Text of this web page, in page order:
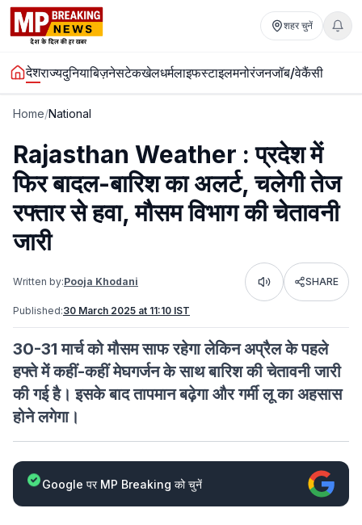
शहर चुनें
देशराज्यदुनियाबिज़नेसटेकखेलधर्मलाइफस्टाइलमनोरंजनजॉब/वेकैंसी
Home/National
Rajasthan Weather : प्रदेश में
फिर बादल-बारिश का अलर्ट, चलेगी तेज
रफ्तार से हवा, मौसम विभाग की चेतावनी
जारी
Written by:Pooja Khodani Listen SHARE
Published:30 March 2025 at 11:10 IST
30-31 मार्च को मौसम साफ रहेगा लेकिन अप्रैल के पहले
हफ्ते में कहीं-कहीं मेघगर्जन के साथ बारिश की चेतावनी जारी
की गई है। इसके बाद तापमान बढ़ेगा और गर्मी लू का अहसास
होने लगेगा।
Google पर MP Breaking को चुनें